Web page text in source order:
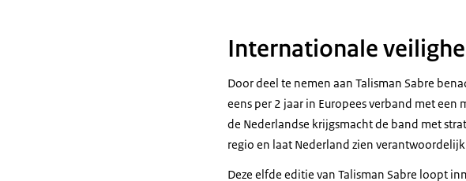
Internationale
Door deel te nemen aan Talisman Sabre
eens per 2 jaar in Europees verband met
de Nederlandse krijgsmacht de band met
regio en laat Nederland zien
Deze elfde editie van Talisman Sabre loopt